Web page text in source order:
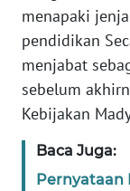
menapaki
pendidikan
menjabat
sebelum
Kebijakan
Baca Juga:
Pernyataan
WN
JAKARTA
WN
JABAR
WN